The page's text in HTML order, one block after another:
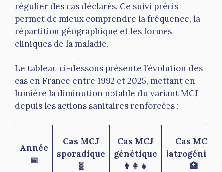
régulier des cas déclarés. Ce suivi précis
permet de mieux comprendre la fréquence, la
répartition géographique et les formes
cliniques de la maladie.
Le tableau ci-dessous présente l’évolution des
cas en France entre 1992 et 2025, mettant en
lumière la diminution notable du variant MCJ
depuis les actions sanitaires renforcées :
Année
📅
Cas MCJ
sporadique
🧬
Cas MCJ
génétique
👨‍👩‍👧
Cas MCJ
iatrogénique
🏥